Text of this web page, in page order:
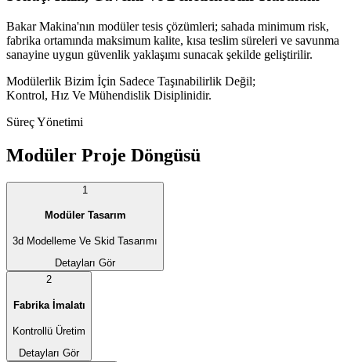
Bakar Makina'nın modüler tesis çözümleri; sahada minimum risk,
fabrika ortamında maksimum kalite, kısa teslim süreleri ve savunma
sanayine uygun güvenlik yaklaşımı sunacak şekilde geliştirilir.
Modülerlik Bizim İçin Sadece Taşınabilirlik Değil;
Kontrol, Hız Ve Mühendislik Disiplinidir.
Süreç Yönetimi
Modüler Proje Döngüsü
1
Modüler Tasarım
3d Modelleme Ve Skid Tasarımı
Detayları Gör
2
Fabrika İmalatı
Kontrollü Üretim
Detayları Gör